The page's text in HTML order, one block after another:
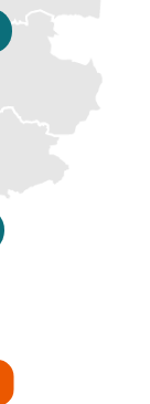
Duiven of
klaar met
Nederland